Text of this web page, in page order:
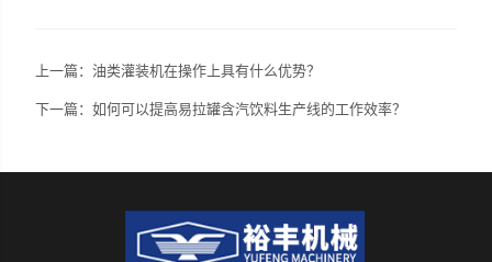
上一篇：油类灌装机在操作上具有什么优势？
下一篇：如何可以提高易拉罐含汽饮料生产线的工作效率？